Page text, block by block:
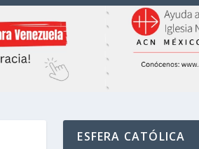
ESFERA CATÓLICA